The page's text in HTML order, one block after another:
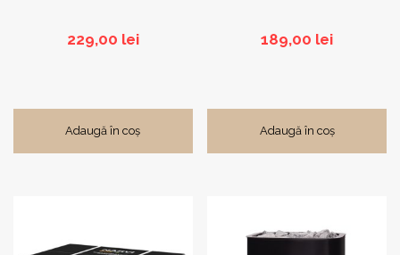
229,00 lei
Adaugă în coș
189,00 lei
Adaugă în coș